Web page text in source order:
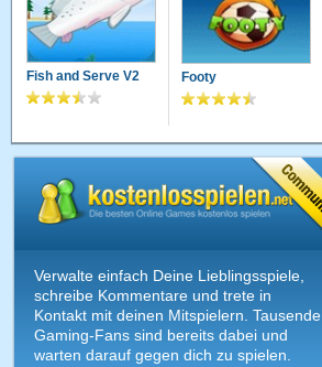
Fish and Serve V2 Footy
Verwalte einfach Deine Lieblingsspiele,
schreibe Kommentare und trete in
Kontakt mit deinen Mitspielern. Tausende
Gaming-Fans sind bereits dabei und
warten darauf gegen dich zu spielen.